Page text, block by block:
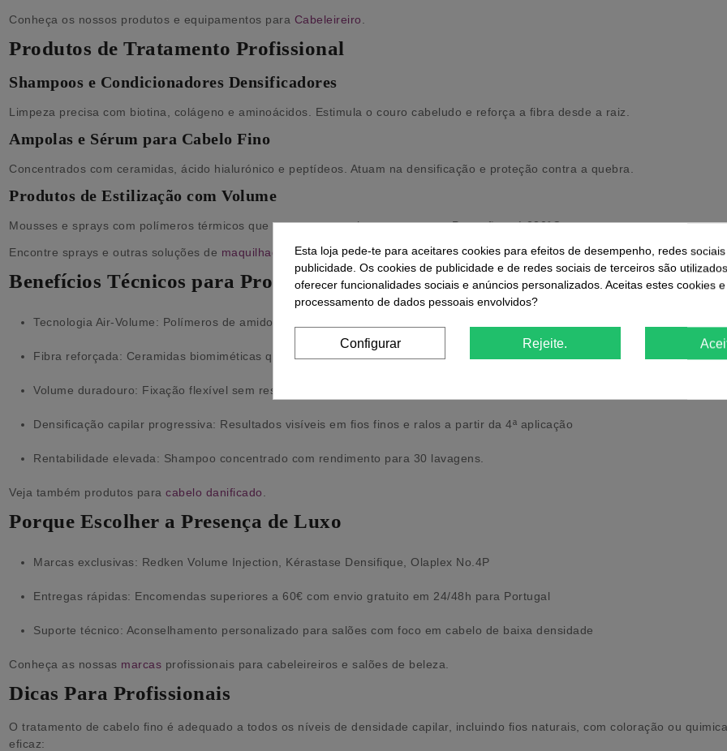
Conheça os nossos produtos e equipamentos para Cabeleireiro
Produtos de Tratamento Profissional
Shampoos e Condicionadores Densificadores
Limpeza precisa com biotina, colágeno e aminoácidos. Estimula o couro cabeludo e reforça a fibra desde a raiz.
Ampolas e Sérum para Cabelo Fino
Concentrados com ceramidas, ácido hialurónico e peptídeos. Atuam na densificação e proteção contra a quebra.
Produtos de Estilização com Volume
Mousses e sprays com polímeros térmicos que sustentam o volume sem pesar. Proteção até 230°C.
Encontre sprays e outras soluções de maquilhagem para cabelo.
Benefícios Técnicos para Profissionais de Cabeleireiro
Tecnologia Air-Volume: Polímeros de amido criam estrutura leve (+30% no diâmetro do fio em 3 semanas)
Fibra reforçada: Ceramidas biomiméticas que selam a cutícula e reduzem a quebra até 92%
Volume duradouro: Fixação flexível sem resíduos visíveis mesmo após 24h
Densificação capilar progressiva: Resultados visíveis em fios finos e ralos a partir da 4ª aplicação
Rentabilidade elevada: Shampoo concentrado com rendimento para 30 lavagens.
Veja também produtos paracabelo danificado
Porque Escolher a Presença de Luxo
Marcas exclusivas: Redken Volume Injection, Kérastase Densifique, Olaplex No.4P
Entregas rápidas: Encomendas superiores a 60€ com envio gratuito em 24/48h para Portugal
Suporte técnico: Aconselhamento personalizado para salões com foco em cabelo de baixa densidade
Conheça as nossas marcas profissionais para cabeleireiros e salões de beleza.
Dicas Para Profissionais
O tratamento de cabelo fino é adequado a todos os níveis de densidade capilar, incluindo fios naturais, com coloração ou
eficaz:
Esta loja pede-te para aceitares cookies para efeitos de desempenho, redes
publicidade. Os cookies de publicidade e de redes sociais de terceiros são
oferecer funcionalidades sociais e anúncios personalizados. Aceitas estes cookies
processamento de dados pessoais envolvidos?
Configurar Rejeite.